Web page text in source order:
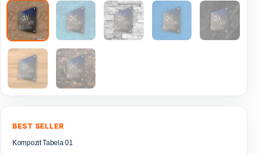
BEST SELLER
Kompozit Tabela 01